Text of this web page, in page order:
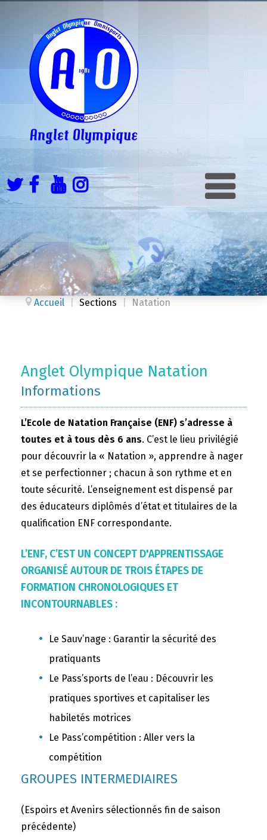
Accueil Sections Natation
Anglet Olympique Natation
Informations
L’Ecole de Natation Française (ENF) s’adresse à
toutes et à tous dès 6 ans. C’est le lieu privilégié
pour découvrir la « Natation », apprendre à nager
et se perfectionner ; chacun à son rythme et en
toute sécurité. L’enseignement est dispensé par
des éducateurs diplômés d’état et titulaires de la
qualification ENF correspondante.
L’ENF, C’EST UN CONCEPT D'APPRENTISSAGE
ORGANISÉ AUTOUR DE TROIS ÉTAPES DE
FORMATION CHRONOLOGIQUES ET
INCONTOURNABLES :
Le Sauv’nage : Garantir la sécurité des
pratiquants
Le Pass’sports de l’eau : Découvrir les
pratiques sportives et capitaliser les
habiletés motrices
Le Pass’compétition : Aller vers la
compétition
GROUPES INTERMEDIAIRES
(Espoirs et Avenirs sélectionnés fin de saison
précédente)